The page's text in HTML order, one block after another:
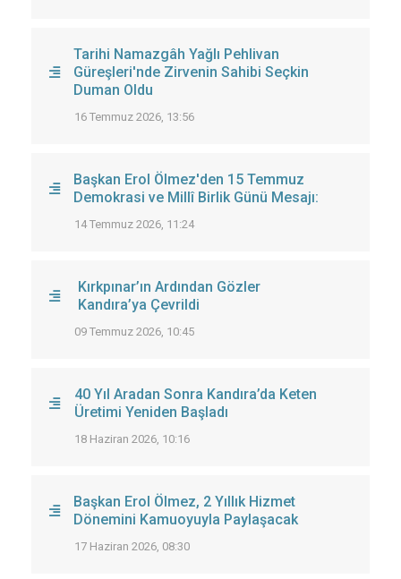
Tarihi Namazgâh Yağlı Pehlivan
Güreşleri'nde Zirvenin Sahibi Seçkin
Duman Oldu
16 Temmuz 2026, 13:56
Başkan Erol Ölmez'den 15 Temmuz
Demokrasi ve Millî Birlik Günü Mesajı:
14 Temmuz 2026, 11:24
Kırkpınar’ın Ardından Gözler
Kandıra’ya Çevrildi
09 Temmuz 2026, 10:45
40 Yıl Aradan Sonra Kandıra’da Keten
Üretimi Yeniden Başladı
18 Haziran 2026, 10:16
Başkan Erol Ölmez, 2 Yıllık Hizmet
Dönemini Kamuoyuyla Paylaşacak
17 Haziran 2026, 08:30